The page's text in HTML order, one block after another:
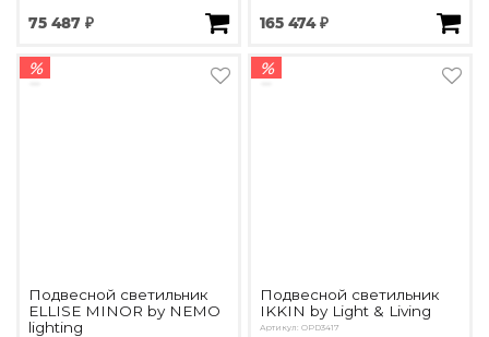
75 487 ₽ 165 474 ₽
%
Подвесной светильник
ELLISE MINOR by NEMO
lighting
%
Подвесной светильник
IKKIN by Light & Living
Артикул: OPD3417